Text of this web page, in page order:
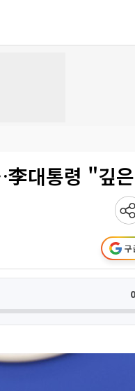
李대통령 "깊
구